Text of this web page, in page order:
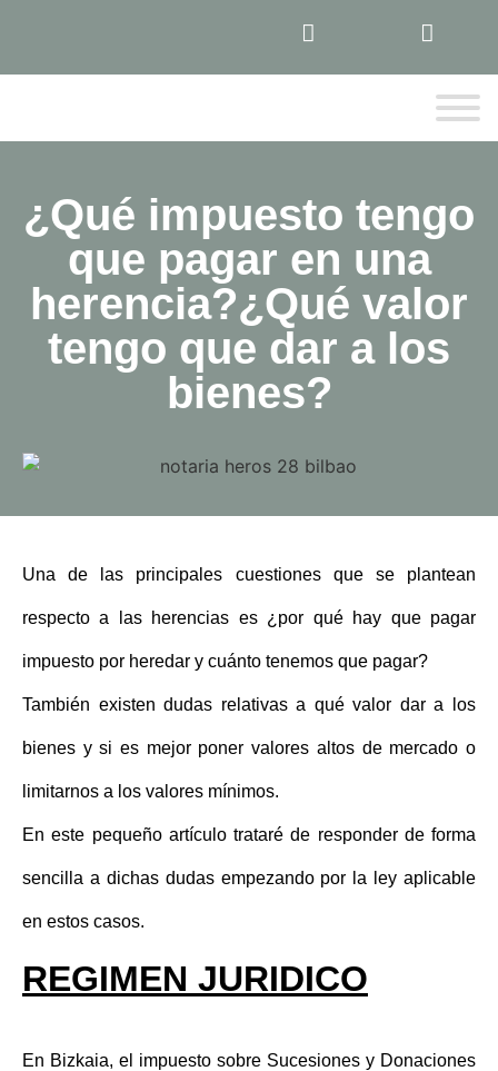
¿Qué impuesto tengo
que pagar en una
herencia?¿Qué valor
tengo que dar a los
bienes?
Una de las principales cuestiones que se plantean
respecto a las herencias es ¿por qué hay que pagar
impuesto por heredar y cuánto tenemos que pagar?
También existen dudas relativas a qué valor dar a los
bienes y si es mejor poner valores altos de mercado o
limitarnos a los valores mínimos.
En este pequeño artículo trataré de responder de forma
sencilla a dichas dudas empezando por la ley aplicable
en estos casos.
REGIMEN JURIDICO
En Bizkaia, el impuesto sobre Sucesiones y Donaciones